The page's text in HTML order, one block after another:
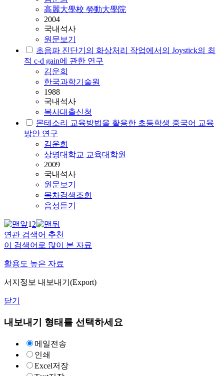
高麗大學校 勞動大學院
2004
국내석사
원문보기
초음파 진단기의 화상처리 작업에서의 Joystick의 최
적 c-d gain에 관한 연구
김운희
한국과학기술원
1988
국내석사
복사대출신청
몬테소리 교육방법을 활용한 초등학생 중국어 교육
방안 연구
김운희
상명대학교 교육대학원
2009
국내석사
원문보기
목차검색조회
음성듣기
12
연관 검색어 추천
이 검색어로 많이 본 자료
활용도 높은 자료
서지정보 내보내기(Export)
닫기
내보내기 형태를 선택하세요
메일전송
인쇄
Excel저장